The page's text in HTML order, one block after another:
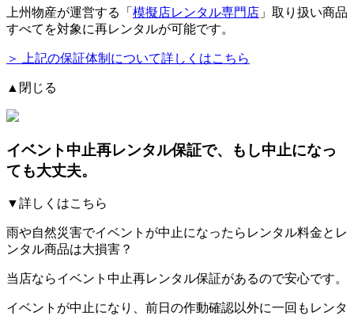
上州物産が運営する「 模擬店レンタル専門店 」取り扱い商品
すべてを対象に再レンタルが可能です。
＞ 上記の保証体制について詳しくはこちら
▲閉じる
イベント中止再レンタル保証で、もし中止になっ
ても大丈夫。
▼詳しくはこちら
雨や自然災害でイベントが中止になったらレンタル料金とレ
ンタル商品は大損害？
当店ならイベント中止再レンタル保証があるので安心です。
イベントが中止になり、前日の作動確認以外に一回もレンタ